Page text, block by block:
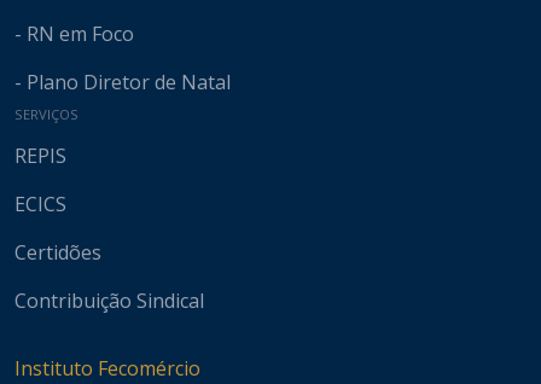
- RN em Foco
- Plano Diretor de Natal
SERVIÇOS
REPIS
ECICS
Certidões
Contribuição Sindical
Instituto Fecomércio